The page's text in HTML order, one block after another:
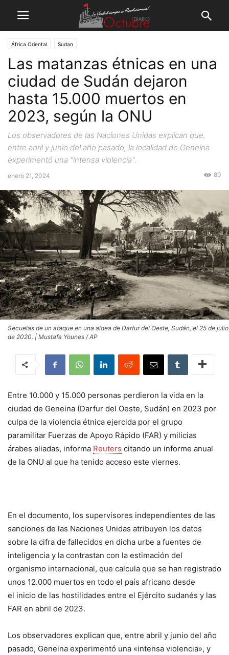
África Oriental Sudan
Las matanzas étnicas en una
ciudad de Sudán dejaron
hasta 15.000 muertos en
2023, según la ONU
Los observadores de las Naciones Unidas explican que,
entre abril y junio del año pasado, la localidad de Geneina
experimentó una "intensa violencia".
enero 21, 2024 80
Secuelas de un ataque en una aldea de Darfur del Oeste, Sudán, el 25 de julio
de 2020. | Mustafa Younes / AP
Entre 10.000 y 15.000 personas perdieron la vida en la
ciudad de Geneina (Darfur del Oeste, Sudán) en 2023 por
culpa de la violencia étnica ejercida por el grupo
paramilitar Fuerzas de Apoyo Rápido (FAR) y milicias
árabes aliadas, informa Reuters citando un informe anual
de la ONU al que ha tenido acceso este viernes.
En el documento, los supervisores independientes de las
sanciones de las Naciones Unidas atribuyen los datos
sobre la cifra de fallecidos en dicha urbe a fuentes de
inteligencia y la contrastan con la estimación del
organismo internacional, que calcula que se han registrado
unos 12.000 muertos en todo el país africano desde
el inicio de las hostilidades entre el Ejército sudanés y las
FAR en abril de 2023.
Los observadores explican que, entre abril y junio del año
pasado, Geneina experimentó una «intensa violencia», y